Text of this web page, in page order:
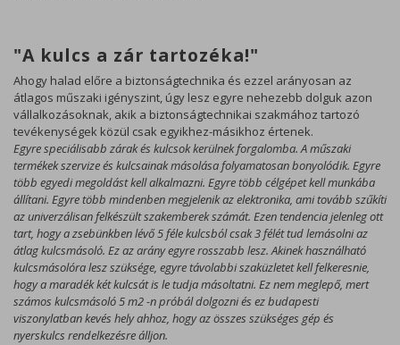
"A kulcs a zár tartozéka!"
Ahogy halad előre a biztonságtechnika és ezzel arányosan az
átlagos műszaki igényszint, úgy lesz egyre nehezebb dolguk azon
vállalkozásoknak, akik a biztonságtechnikai szakmához tartozó
tevékenységek közül csak egyikhez-másikhoz értenek.
Egyre speciálisabb zárak és kulcsok kerülnek forgalomba. A műszaki
termékek szervize és kulcsainak másolása folyamatosan bonyolódik. Egyre
több egyedi megoldást kell alkalmazni. Egyre több célgépet kell munkába
állítani. Egyre több mindenben megjelenik az elektronika, ami tovább szűkíti
az univerzálisan felkészült szakemberek számát. Ezen tendencia jelenleg ott
tart, hogy a zsebünkben lévő 5 féle kulcsból csak 3 félét tud lemásolni az
átlag kulcsmásoló. Ez az arány egyre rosszabb lesz. Akinek használható
kulcsmásolóra lesz szüksége, egyre távolabbi szaküzletet kell felkeresnie,
hogy a maradék két kulcsát is le tudja másoltatni. Ez nem meglepő, mert
számos kulcsmásoló 5 m2 -n próbál dolgozni és ez budapesti
viszonylatban kevés hely ahhoz, hogy az összes szükséges gép és
nyerskulcs rendelkezésre álljon.